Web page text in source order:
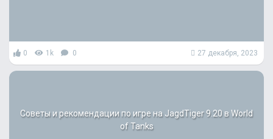
0 1k 0 27 декабря, 2023
Советы и рекомендации по игре на JagdTiger 9.20 в World
of Tanks